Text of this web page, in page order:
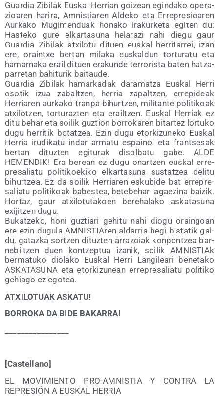
Guar­dia Zibi­lak Eus­kal Herrian goi­zean egin­da­ko ope­ra­
zioa­ren hari­ra, Amnis­tia­ren Alde­ko eta Erre­pre­sioa­ren
Aur­ka­ko Mugi­men­duak hona­ko ira­kur­ke­ta egi­ten du:
Has­te­ko gure elkar­ta­su­na hela­ra­zi nahi die­gu gaur
Guar­dia Zibi­lak atxi­lo­tu dituen eus­kal herri­ta­rrei, izan
ere, oraintxe ber­tan mila­ka eus­kal­dun tor­tu­ra­tu eta
hamar­na­ka erail dituen era­kun­de terro­ris­ta baten hatza­
pa­rre­tan bahi­tu­rik baitaude.
Guar­dia Zibi­lak hamar­ka­dak dara­matza Eus­kal Herri
oso­tik izua zabal­tzen, herria zapal­tzen, erre­pi­deak
Herria­ren aur­ka­ko tran­pa bihur­tzen, mili­tan­te poli­ti­koak
atxi­lotzen, tor­tu­raz­ten eta erail­tzen. Eus­kal Herriak ez
ditu behar eta soi­lik guz­tion borro­ka­ren bitar­tez lor­tu­ko
dugu herri­tik botatzea. Ezin dugu etor­ki­zu­ne­ko Eus­kal
Herria iru­di­ka­tu indar arma­tu espai­nol eta fran­tse­sak
ber­tan dituz­ten egi­tu­rak disol­ba­tu gabe. ALDE
HEMENDIK! Era berean ez dugu onar­tzen eus­kal erre­
pre­sa­lia­tu poli­ti­koe­ki­ko elkar­ta­su­na sus­tatzea deli­tu
bihur­tzea. Ez da soi­lik Herria­ren esku­bi­de bat erre­pre­
sa­lia­tu poli­ti­koak babes­tea, bete­behar lagae­zi­na bai­zik.
Hor­taz, gaur atxi­lo­tu­ta­koen bereha­la­ko aska­ta­su­na
exijitzen dugu.
Bukatze­ko, honi guz­tia­ri gehi­tu nahi dio­gu orain­goan
ere ezin dugu­la AMNIS­TIA­ren alda­rria begi bis­ta­tik gal­
du, gataz­ka sor­tzen dituz­ten arra­zoiak kon­pon­tzea bar­
ne­bil­tzen duen kon­tzep­tua iza­nik, soi­lik AMNIS­TIAk
ber­ma­tu­ko dio­la­ko Eus­kal Herri Lan­gi­lea­ri bene­ta­ko
ASKATASUNA eta etor­ki­zu­nean erre­pre­sa­lia­tu poli­ti­ko
gehia­go ez egotea.
ATXILOTUAK ASKATU!
BORROKA DA BIDE BAKARRA!
[Cas­te­llano]
EL MOVIMIENTO PRO-AMNISTIA Y CONTRA LA
REPRESIÓN A EUSKAL HERRIA